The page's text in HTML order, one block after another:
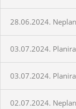
28.06.2024.
03.07.2024.
03.07.2024.
02.07.2024.